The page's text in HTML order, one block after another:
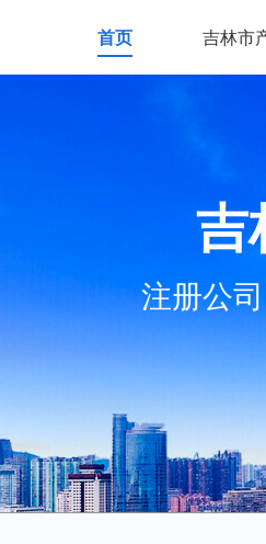
首页 吉林市
吉
注册公